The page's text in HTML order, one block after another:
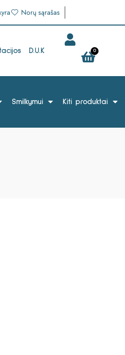
Norų sąrašas
D.U.K 0
Smilkymui Kiti produktai